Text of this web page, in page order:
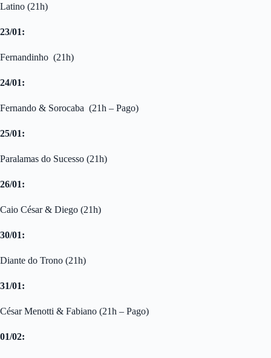
Latino (21h)
23/01:
Fernandinho (21h)
24/01:
Fernando & Sorocaba (21h – Pago)
25/01:
Paralamas do Sucesso (21h)
26/01:
Caio César & Diego (21h)
30/01:
Diante do Trono (21h)
31/01:
César Menotti & Fabiano (21h – Pago)
01/02: